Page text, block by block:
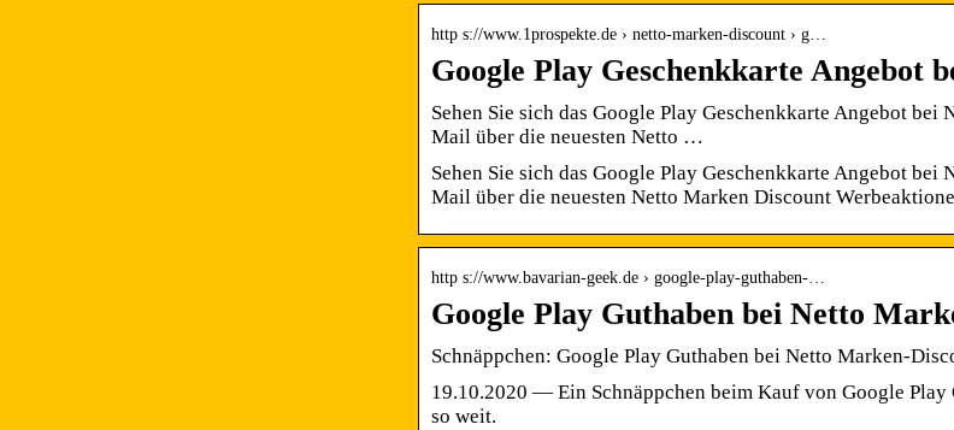
http s://www.1prospekte.de › netto-marken-discount › g…
Google Play Geschenkkarte Angebot
Sehen Sie sich das Google Play Geschenkkarte Angebot
Mail über die neuesten Netto …
Sehen Sie sich das Google Play Geschenkkarte Angebot
Mail über die neuesten Netto Marken Discount
http s://www.bavarian-geek.de › google-play-guthaben-…
Google Play Guthaben bei Netto
Schnäppchen: Google Play Guthaben bei Netto Marken-
19.10.2020 — Ein Schnäppchen beim Kauf von Google
so weit.